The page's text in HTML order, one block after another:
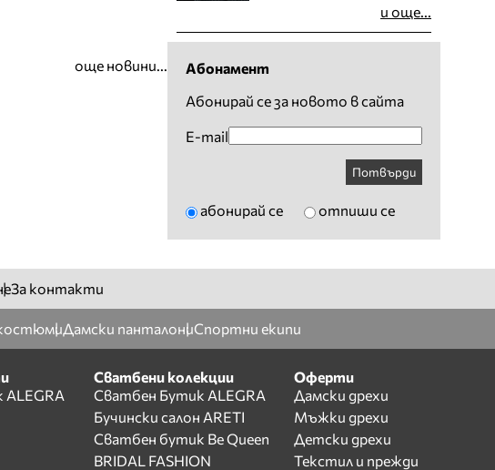
още новини...
и още...
Абонамент
Абонирай се за новото в сайта
E-mail
Потвърди
абонирай се отпиши се
За контакти
Дамски панталониСпортни екипи
Сватбени колекции
Сватбен Бутик ALEGRA
Бучински салон ARETI
Сватбен бутик Be Queen
BRIDAL FASHION
Оферти
Дамски дрехи
Мъжки дрехи
Детски дрехи
Текстил и прежди